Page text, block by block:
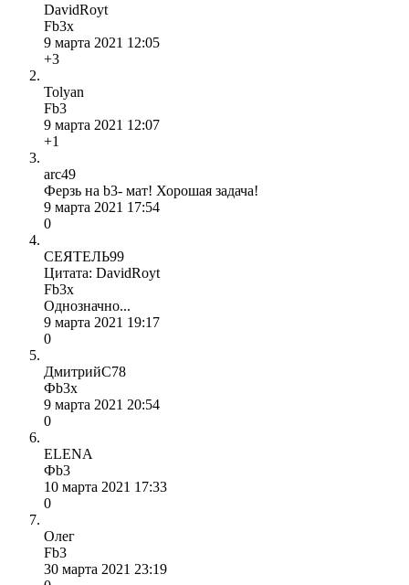
DavidRoyt
Fb3x
9 марта 2021 12:05
+3
Tolyan
Fb3
9 марта 2021 12:07
+1
arc49
Ферзь на b3- мат! Хорошая задача!
9 марта 2021 17:54
0
СЕЯТЕЛЬ99
Цитата: DavidRoyt
Fb3x
Однозначно...
9 марта 2021 19:17
0
ДмитрийС78
Фb3x
9 марта 2021 20:54
0
ELENA
Фb3
10 марта 2021 17:33
0
Олег
Fb3
30 марта 2021 23:19